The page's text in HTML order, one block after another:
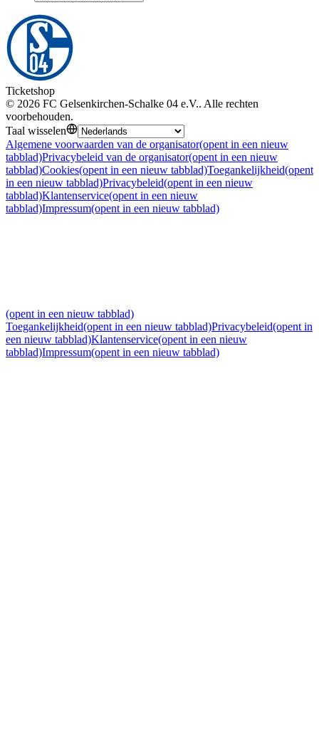
Ticketshop
© 2026 FC Gelsenkirchen-Schalke 04 e.V.. Alle rechten
voorbehouden.
Taal wisselen
Algemene voorwaarden van de organisator(opent in een nieuw
tabblad)Privacybeleid van de organisator(opent in een nieuw
tabblad)Cookies(opent in een nieuw tabblad)Toegankelijkheid(opent
in een nieuw tabblad)Privacybeleid(opent in een nieuw
tabblad)Klantenservice(opent in een nieuw
tabblad)Impressum(opent in een nieuw tabblad)
(opent in een nieuw tabblad)
Toegankelijkheid(opent in een nieuw tabblad)Privacybeleid(opent in
een nieuw tabblad)Klantenservice(opent in een nieuw
tabblad)Impressum(opent in een nieuw tabblad)